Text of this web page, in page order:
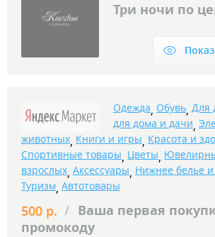
Три ночи по
Одежда, Обувь, Для
для дома и дачи,
животных, Книги и игры, Красота и
Спортивные товары, Цветы,
взрослых, Аксессуары, Нижнее белье
Туризм, Автотовары
500 р. / Ваша первая
промокоду